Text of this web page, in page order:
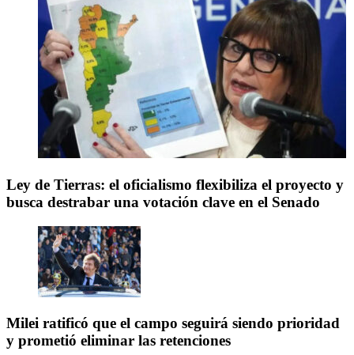
Ley de Tierras: el oficialismo flexibiliza el proyecto y
busca destrabar una votación clave en el Senado
Milei ratificó que el campo seguirá siendo prioridad
y prometió eliminar las retenciones